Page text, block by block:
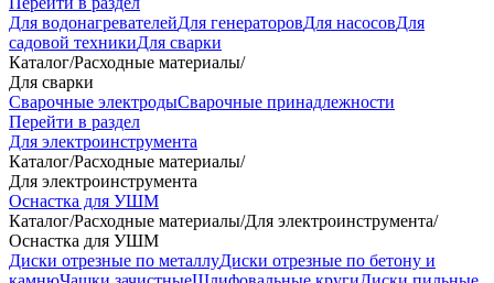
Для водонагревателейДля генераторовДля насосовДля
садовой техникиДля сварки
Каталог/Расходные материалы/
Для сварки
Сварочные электродыСварочные принадлежности
Перейти в раздел
Для электроинструмента
Каталог/Расходные материалы/
Для электроинструмента
Оснастка для УШМ
Каталог/Расходные материалы/Для электроинструмента/
Оснастка для УШМ
Диски отрезные по металлуДиски отрезные по бетону и